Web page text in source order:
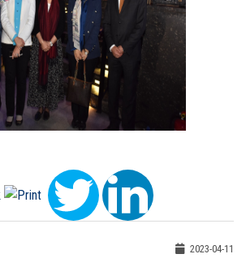
2023-04-11